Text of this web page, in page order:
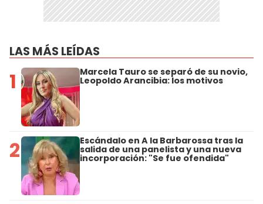
LAS MÁS LEÍDAS
1 Marcela Tauro se separó de su novio,
Leopoldo Arancibia: los motivos
2 Escándalo en A la Barbarossa tras la
salida de una panelista y una nueva
incorporación: "Se fue ofendida"